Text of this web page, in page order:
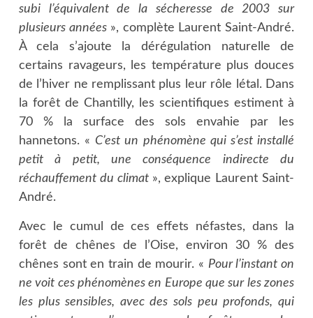
subi l’équivalent de la sécheresse de 2003 sur
plusieurs années», complète Laurent Saint-André.
À cela s’ajoute la dérégulation naturelle de
certains ravageurs, les température plus douces
de l’hiver ne remplissant plus leur rôle létal. Dans
la forêt de Chantilly, les scientifiques estiment à
70 % la surface des sols envahie par les
hannetons. « C’est un phénomène qui s’est installé
petit à petit, une conséquence indirecte du
réchauffement du climat », explique Laurent Saint-
André.
Avec le cumul de ces effets néfastes, dans la
forêt de chênes de l’Oise, environ 30 % des
chênes sont en train de mourir. « Pour l’instant on
ne voit ces phénomènes en Europe que sur les zones
les plus sensibles, avec des sols peu profonds, qui